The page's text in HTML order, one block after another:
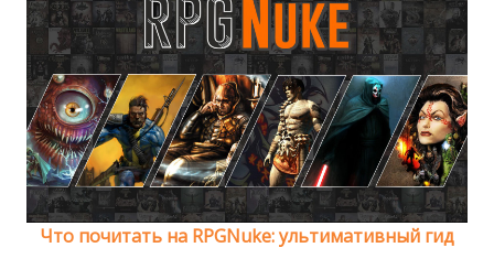
Что почитать на RPGNuke: ультимативный гид